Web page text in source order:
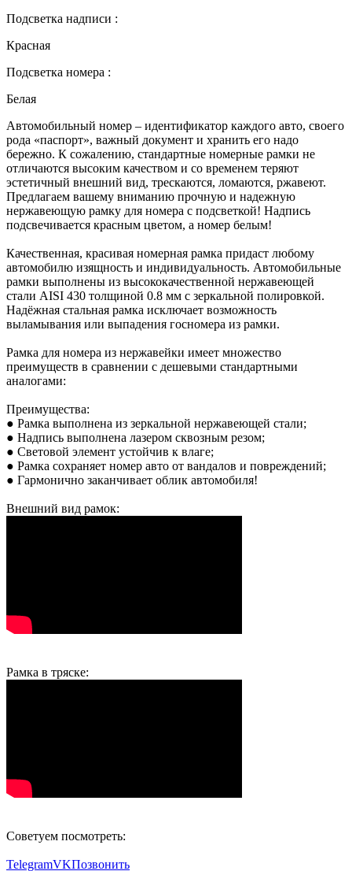
Подсветка надписи :
Красная
Подсветка номера :
Белая
Автомобильный номер – идентификатор каждого авто, своего
рода «паспорт», важный документ и хранить его надо
бережно. К сожалению, стандартные номерные рамки не
отличаются высоким качеством и со временем теряют
эстетичный внешний вид, трескаются, ломаются, ржавеют.
Предлагаем вашему вниманию прочную и надежную
нержавеющую рамку для номера с подсветкой! Надпись
подсвечивается красным цветом, а номер белым!
Качественная, красивая номерная рамка придаст любому
автомобилю изящность и индивидуальность. Автомобильные
рамки выполнены из высококачественной нержавеющей
стали AISI 430 толщиной 0.8 мм с зеркальной полировкой.
Надёжная стальная рамка исключает возможность
выламывания или выпадения госномера из рамки.
Рамка для номера из нержавейки имеет множество
преимуществ в сравнении с дешевыми стандартными
аналогами:
Преимущества:
● Рамка выполнена из зеркальной нержавеющей стали;
● Надпись выполнена лазером сквозным резом;
● Световой элемент устойчив к влаге;
● Рамка сохраняет номер авто от вандалов и повреждений;
● Гармонично заканчивает облик автомобиля!
Внешний вид рамок:
Рамка в тряске:
Советуем посмотреть:
TelegramVKПозвонить